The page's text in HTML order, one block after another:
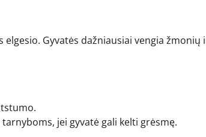
Gyvatės dažniausiai vengia žmonių
jei gyvatė gali kelti grėsmę.